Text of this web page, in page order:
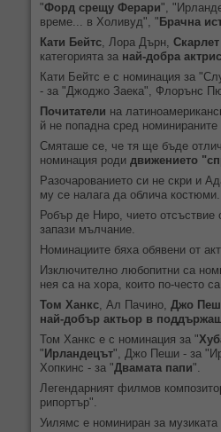
"Форд срещу Ферари",
време... в Холивуд", " Брачна
Кати Бейтс, Лора Дърн,
категорията за най-добра
Кати Бейтс е с номинация за
- за "Джоджо Заека", Флорънс
Почитатели на
й не попадна сред
Смяташе се, че тя ще бъде
номинация роди движението
Разочарованието си не скри и
му се налага да облича костюми.
Робър де Ниро, чието отсъствие
запази мълчание.
Номинациите бяха обявени от
Изключително любопитни са
нея са на хора, които по-често
Том Ханкс, Ал Пачино, Джо
най-добър актьор в
Том Ханкс е с номинация за "
" Ирландецът", Джо Пеши - за
Хопкинс - за "Двамата папи".
Легендарният филмов
рипортър".
Уилямс е номиниран за